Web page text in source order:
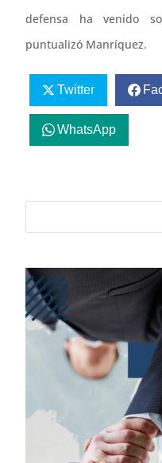
defensa ha venido
puntualizó Manríquez.
Twitter
WhatsApp